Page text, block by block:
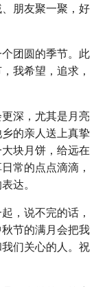
朋友聚一聚，好
团圆的季节。此
我希望，追求，
深，尤其是月亮
的亲人送上真挚
块月饼，给远在
常的点点滴滴，
达。
，说不完的话，
节的满月会把我
们关心的人。祝